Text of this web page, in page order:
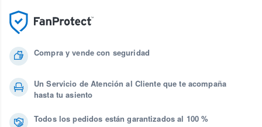
Compra y vende con seguridad
Un Servicio de Atención al Cliente que te acompaña
hasta tu asiento
Todos los pedidos están garantizados al 100 %